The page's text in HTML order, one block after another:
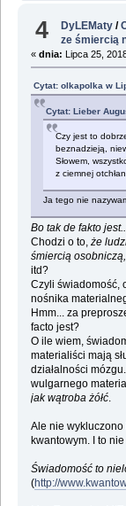
4 DyLEMaty /
ze śmiercią
« dnia: Lipca 25,
Cytat: olkapolka w
Cytat: Lieber
Czy jest to
beznadzieją,
Słowem,
z ciemnej
Ja tego nie
Bo tak de fakto jest...
Chodzi o to, że
śmiercią
itd?
Czyli świadomość,
nośnika
Hmm... za
facto jest?
O ile wiem,
materialiści mają
działalności
wulgarnego
jak wątroba żółć.
Ale nie wykluczono
kwantowym. I to nie
Świa­do­mość to
(http://